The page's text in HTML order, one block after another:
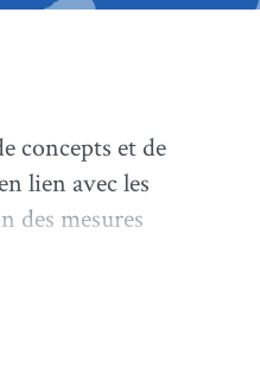
concepts et de
lien avec les
des mesures